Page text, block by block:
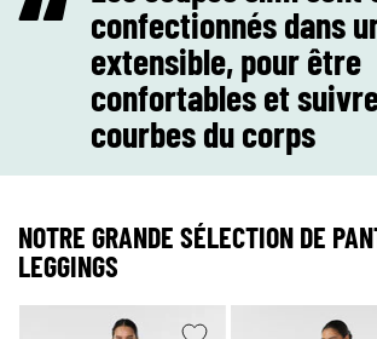
confectionnés dans
extensible, pour être
confortables et
courbes du corps
NOTRE GRANDE SÉLECTION DE
LEGGINGS